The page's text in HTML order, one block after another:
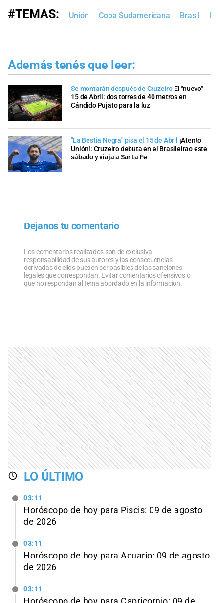
#TEMAS: Unión Copa Sudamericana Brasil
Además tenés que leer:
Se montarán después de Cruzeiro El "nuevo"
15 de Abril: dos torres de 40 metros en
Cándido Pujato para la luz
"La Bestia Negra" pisa el 15 de Abril ¡Atento
Unión!: Cruzeiro debuta en el Brasileirao este
sábado y viaja a Santa Fe
Dejanos tu comentario
Los comentarios realizados son de exclusiva
responsabilidad de sus autores y las consecuencias
derivadas de ellos pueden ser pasibles de las sanciones
legales que correspondan. Evitar comentarios ofensivos o
que no respondan al tema abordado en la información.
LO ÚLTIMO
03:11
Horóscopo de hoy para Piscis: 09 de agosto
de 2026
03:11
Horóscopo de hoy para Acuario: 09 de agosto
de 2026
03:11
Horóscopo de hoy para Capricornio: 09 de